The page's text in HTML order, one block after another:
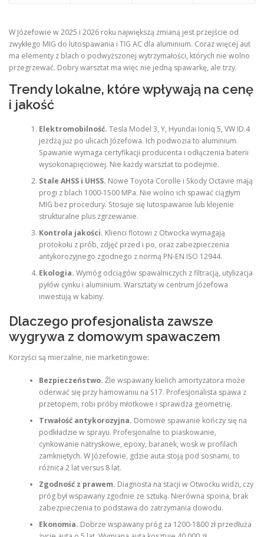
W Józefowie w 2025 i 2026 roku największą zmianą jest przejście od
zwykłego MIG do lutospawania i TIG AC dla aluminium. Coraz więcej aut
ma elementy z blach o podwyższonej wytrzymałości, których nie wolno
przegrzewać. Dobry warsztat ma więc nie jedną spawarkę, ale trzy.
Trendy lokalne, które wpływają na cenę
i jakość
Elektromobilność. Tesla Model 3, Y, Hyundai Ioniq 5, VW ID.4
jeżdżą już po ulicach Józefowa. Ich podwozia to aluminium.
Spawanie wymaga certyfikacji producenta i odłączenia baterii
wysokonapięciowej. Nie każdy warsztat to podejmie.
Stale AHSS i UHSS. Nowe Toyota Corolle i Skody Octavie mają
progi z blach 1000-1500 MPa. Nie wolno ich spawać ciągłym
MIG bez procedury. Stosuje się lutospawanie lub klejenie
strukturalne plus zgrzewanie.
Kontrola jakości. Klienci flotowi z Otwocka wymagają
protokołu z prób, zdjęć przed i po, oraz zabezpieczenia
antykorozyjnego zgodnego z normą PN-EN ISO 12944.
Ekologia. Wymóg odciągów spawalniczych z filtracją, utylizacja
pyłów cynku i aluminium. Warsztaty w centrum Józefowa
inwestują w kabiny.
Dlaczego profesjonalista zawsze
wygrywa z domowym spawaczem
Korzyści są mierzalne, nie marketingowe:
Bezpieczeństwo. Źle wspawany kielich amortyzatora może
oderwać się przy hamowaniu na S17. Profesjonalista spawa z
przetopem, robi próby młotkowe i sprawdza geometrię.
Trwałość antykorozyjna. Domowe spawanie kończy się na
podkładzie w sprayu. Profesjonalne to piaskowanie,
cynkowanie natryskowe, epoxy, baranek, wosk w profilach
zamkniętych. W Józefowie, gdzie auta stoją pod sosnami, to
różnica 2 lat versus 8 lat.
Zgodność z prawem. Diagnosta na stacji w Otwocku widzi, czy
próg był wspawany zgodnie ze sztuką. Nierówna spoina, brak
zabezpieczenia to podstawa do zatrzymania dowodu.
Ekonomia. Dobrze wspawany próg za 1200-1800 zł przedłuża